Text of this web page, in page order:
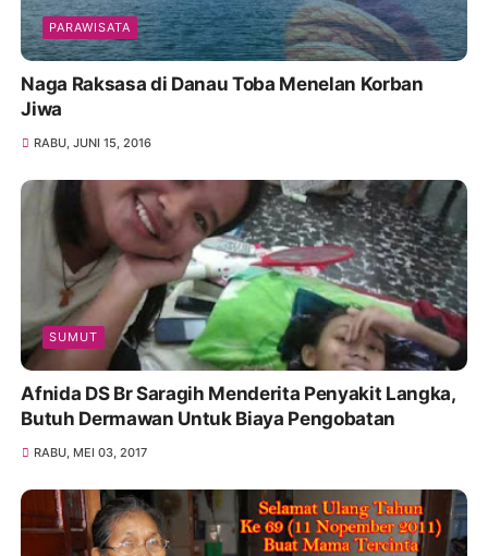
PARAWISATA
Naga Raksasa di Danau Toba Menelan Korban
Jiwa
RABU, JUNI 15, 2016
SUMUT
Afnida DS Br Saragih Menderita Penyakit Langka,
Butuh Dermawan Untuk Biaya Pengobatan
RABU, MEI 03, 2017